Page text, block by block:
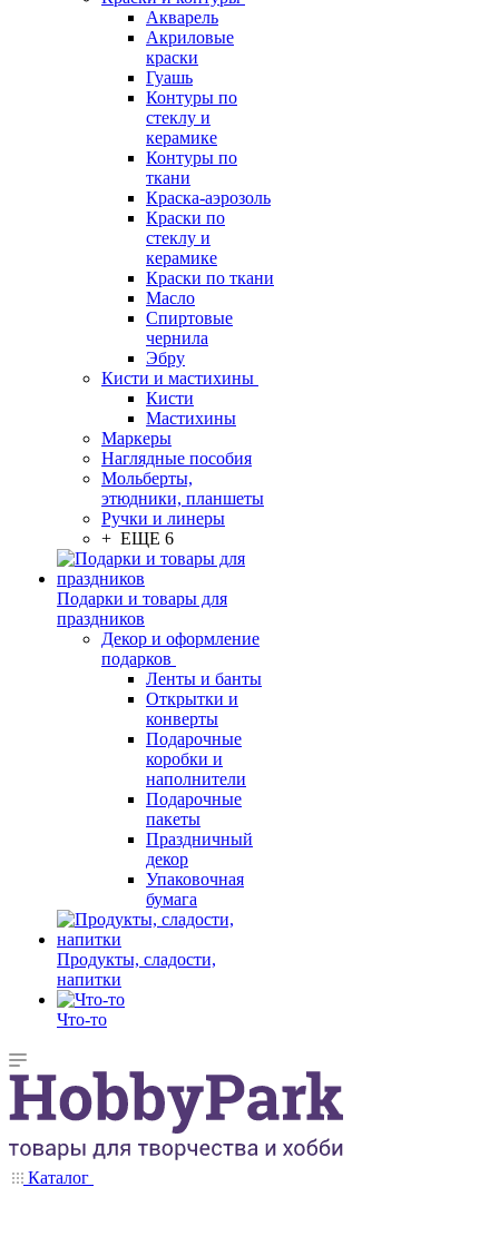
Акварель
Акриловые
краски
Гуашь
Контуры по
стеклу и
керамике
Контуры по
ткани
Краска-аэрозоль
Краски по
стеклу и
керамике
Краски по ткани
Масло
Спиртовые
чернила
Эбру
Кисти и мастихины
Кисти
Мастихины
Маркеры
Наглядные пособия
Мольберты,
этюдники, планшеты
Ручки и линеры
+ ЕЩЕ 6
Подарки и товары для
праздников
Декор и оформление
подарков
Ленты и банты
Открытки и
конверты
Подарочные
коробки и
наполнители
Подарочные
пакеты
Праздничный
декор
Упаковочная
бумага
Продукты, сладости,
напитки
Что-то
Каталог